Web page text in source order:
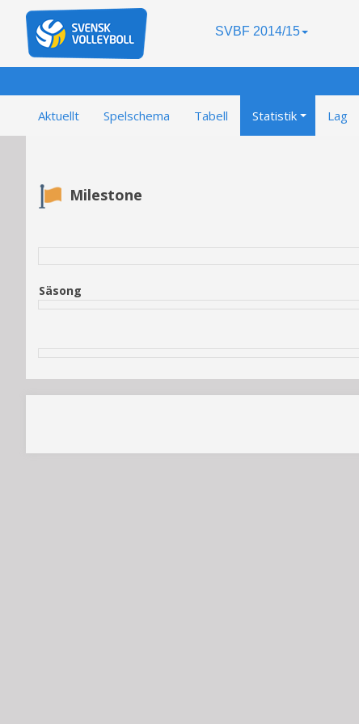
SVBF 2014/15
Aktuellt Spelschema Tabell Statistik Lag
Milestone
Säsong